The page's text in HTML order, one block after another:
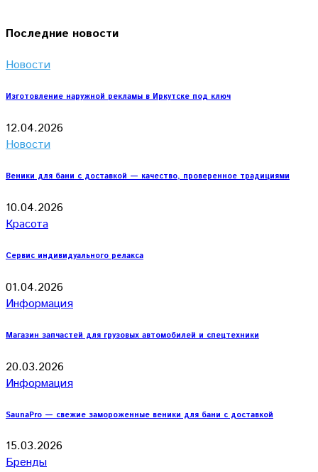
Последние новости
Новости
Изготовление наружной рекламы в Иркутске под ключ
12.04.2026
Новости
Веники для бани с доставкой — качество, проверенное традициями
10.04.2026
Красота
Сервис индивидуального релакса
01.04.2026
Информация
Магазин запчастей для грузовых автомобилей и спецтехники
20.03.2026
Информация
SaunaPro — свежие замороженные веники для бани с доставкой
15.03.2026
Бренды